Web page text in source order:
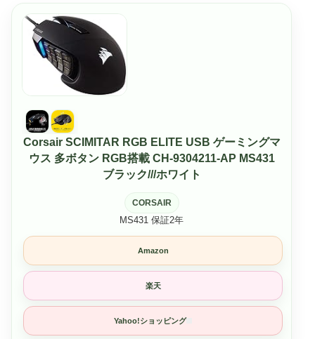
Corsair SCIMITAR RGB ELITE USB ゲーミングマ
ウス 多ボタン RGB搭載 CH-9304211-AP MS431
ブラック///ホワイト
CORSAIR
MS431 保証2年
Amazon
楽天
Yahoo!ショッピング